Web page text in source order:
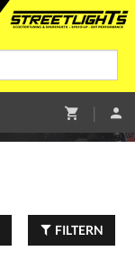
|
FILTERN